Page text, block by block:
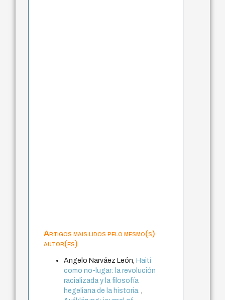
Artigos mais lidos pelo mesmo(s)
autor(es)
Angelo Narváez León, Haití
como no-lugar: la revolución
racializada y la filosofía
hegeliana de la historia.,